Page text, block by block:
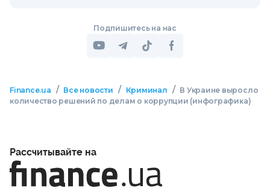
Подпишитесь на нас
Finance.ua / Все новости / Криминал / В Украине выросло
количество решений по делам о коррупции (инфографика)
Рассчитывайте на